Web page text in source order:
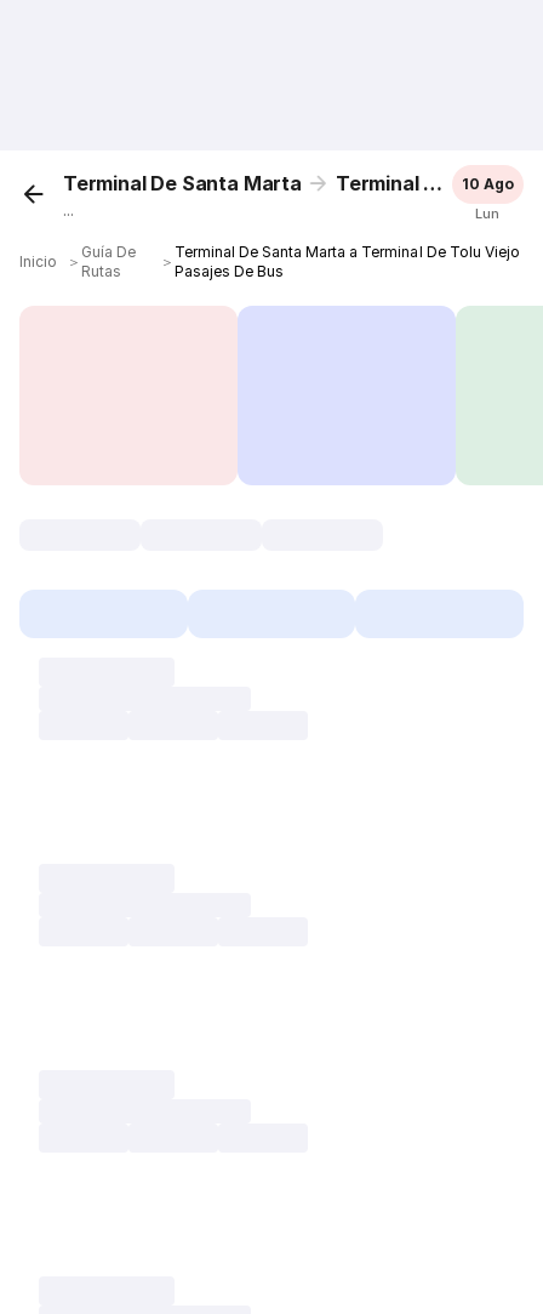
Terminal De Santa Marta Terminal De Tolu Viejo
...
10 Ago
Lun
Inicio ＞
Guía De
Rutas
＞
Terminal De Santa Marta a Terminal De Tolu Viejo
Pasajes De Bus